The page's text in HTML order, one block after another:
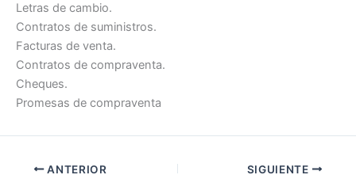
Letras de cambio.
Contratos de suministros.
Facturas de venta.
Contratos de compraventa.
Cheques.
Promesas de compraventa
ANTERIOR SIGUIENTE